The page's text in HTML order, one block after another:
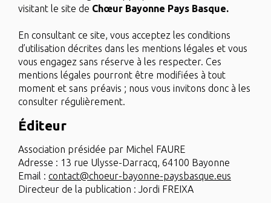
visitant le site de Chœur Bayonne Pays Basque.
En consultant ce site, vous acceptez les conditions
d’utilisation décrites dans les mentions légales et vous
vous engagez sans réserve à les respecter. Ces
mentions légales pourront être modifiées à tout
moment et sans préavis ; nous vous invitons donc à les
consulter régulièrement.
Éditeur
Association présidée par Michel FAURE
Adresse : 13 rue Ulysse-Darracq, 64100 Bayonne
Email : contact@choeur-bayonne-paysbasque.eus
Directeur de la publication : Jordi FREIXA